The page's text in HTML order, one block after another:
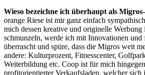
Wieso bezeichne ich überhaupt als
orange Riese ist mir ganz einfach
mich dessen kreative und originelle Werbung
schmunzeln, werde ich mit Innovationen und
überrascht und spüre, dass die Migros weit
andere: Kulturprozent, Fitnesscenter,
Weiterbildung etc. Coop ist für mich
profitorientierter Verkaufsladen, welcher sich